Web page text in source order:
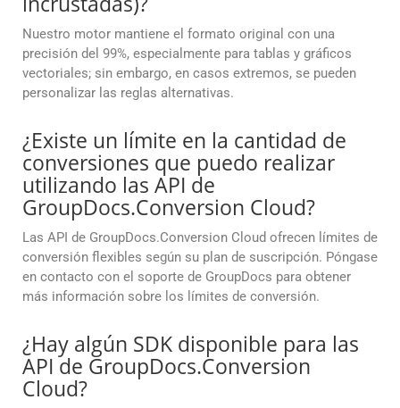
Nuestro motor mantiene el formato original con una
precisión del 99%, especialmente para tablas y gráficos
vectoriales; sin embargo, en casos extremos, se pueden
personalizar las reglas alternativas.
¿Existe un límite en la cantidad de
conversiones que puedo realizar
utilizando las API de
GroupDocs.Conversion Cloud?
Las API de GroupDocs.Conversion Cloud ofrecen límites de
conversión flexibles según su plan de suscripción. Póngase
en contacto con el soporte de GroupDocs para obtener
más información sobre los límites de conversión.
¿Hay algún SDK disponible para las
API de GroupDocs.Conversion
Cloud?